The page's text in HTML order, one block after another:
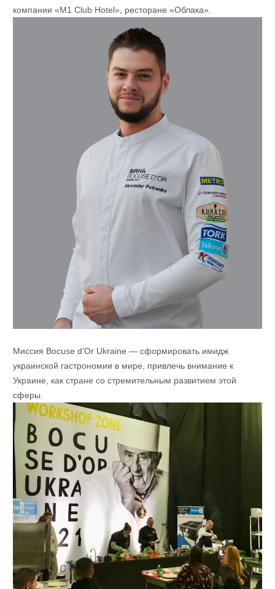
компании «M1 Club Hotel», ресторане «Облака».
Миссия Bocuse d’Or Ukraine — сформировать имидж
украинской гастрономии в мире, привлечь внимание к
Украине, как стране со стремительным развитием этой
сферы.